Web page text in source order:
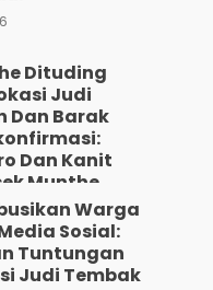
Dituding
Judi
Dan Barak
Dan Kanit
Munthe
Warga
Sosial:
Tuntungan
Judi Tembak